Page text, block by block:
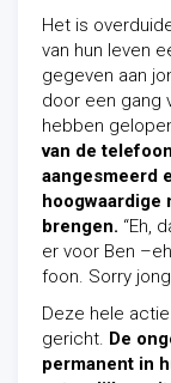
Het is
van hun leven
gegeven aan
door een gang
hebben
van de
aangesmeerd
hoogwaardige
brengen. “Eh,
er voor Ben
foon. Sorry
Deze hele
gericht. De
permanent in